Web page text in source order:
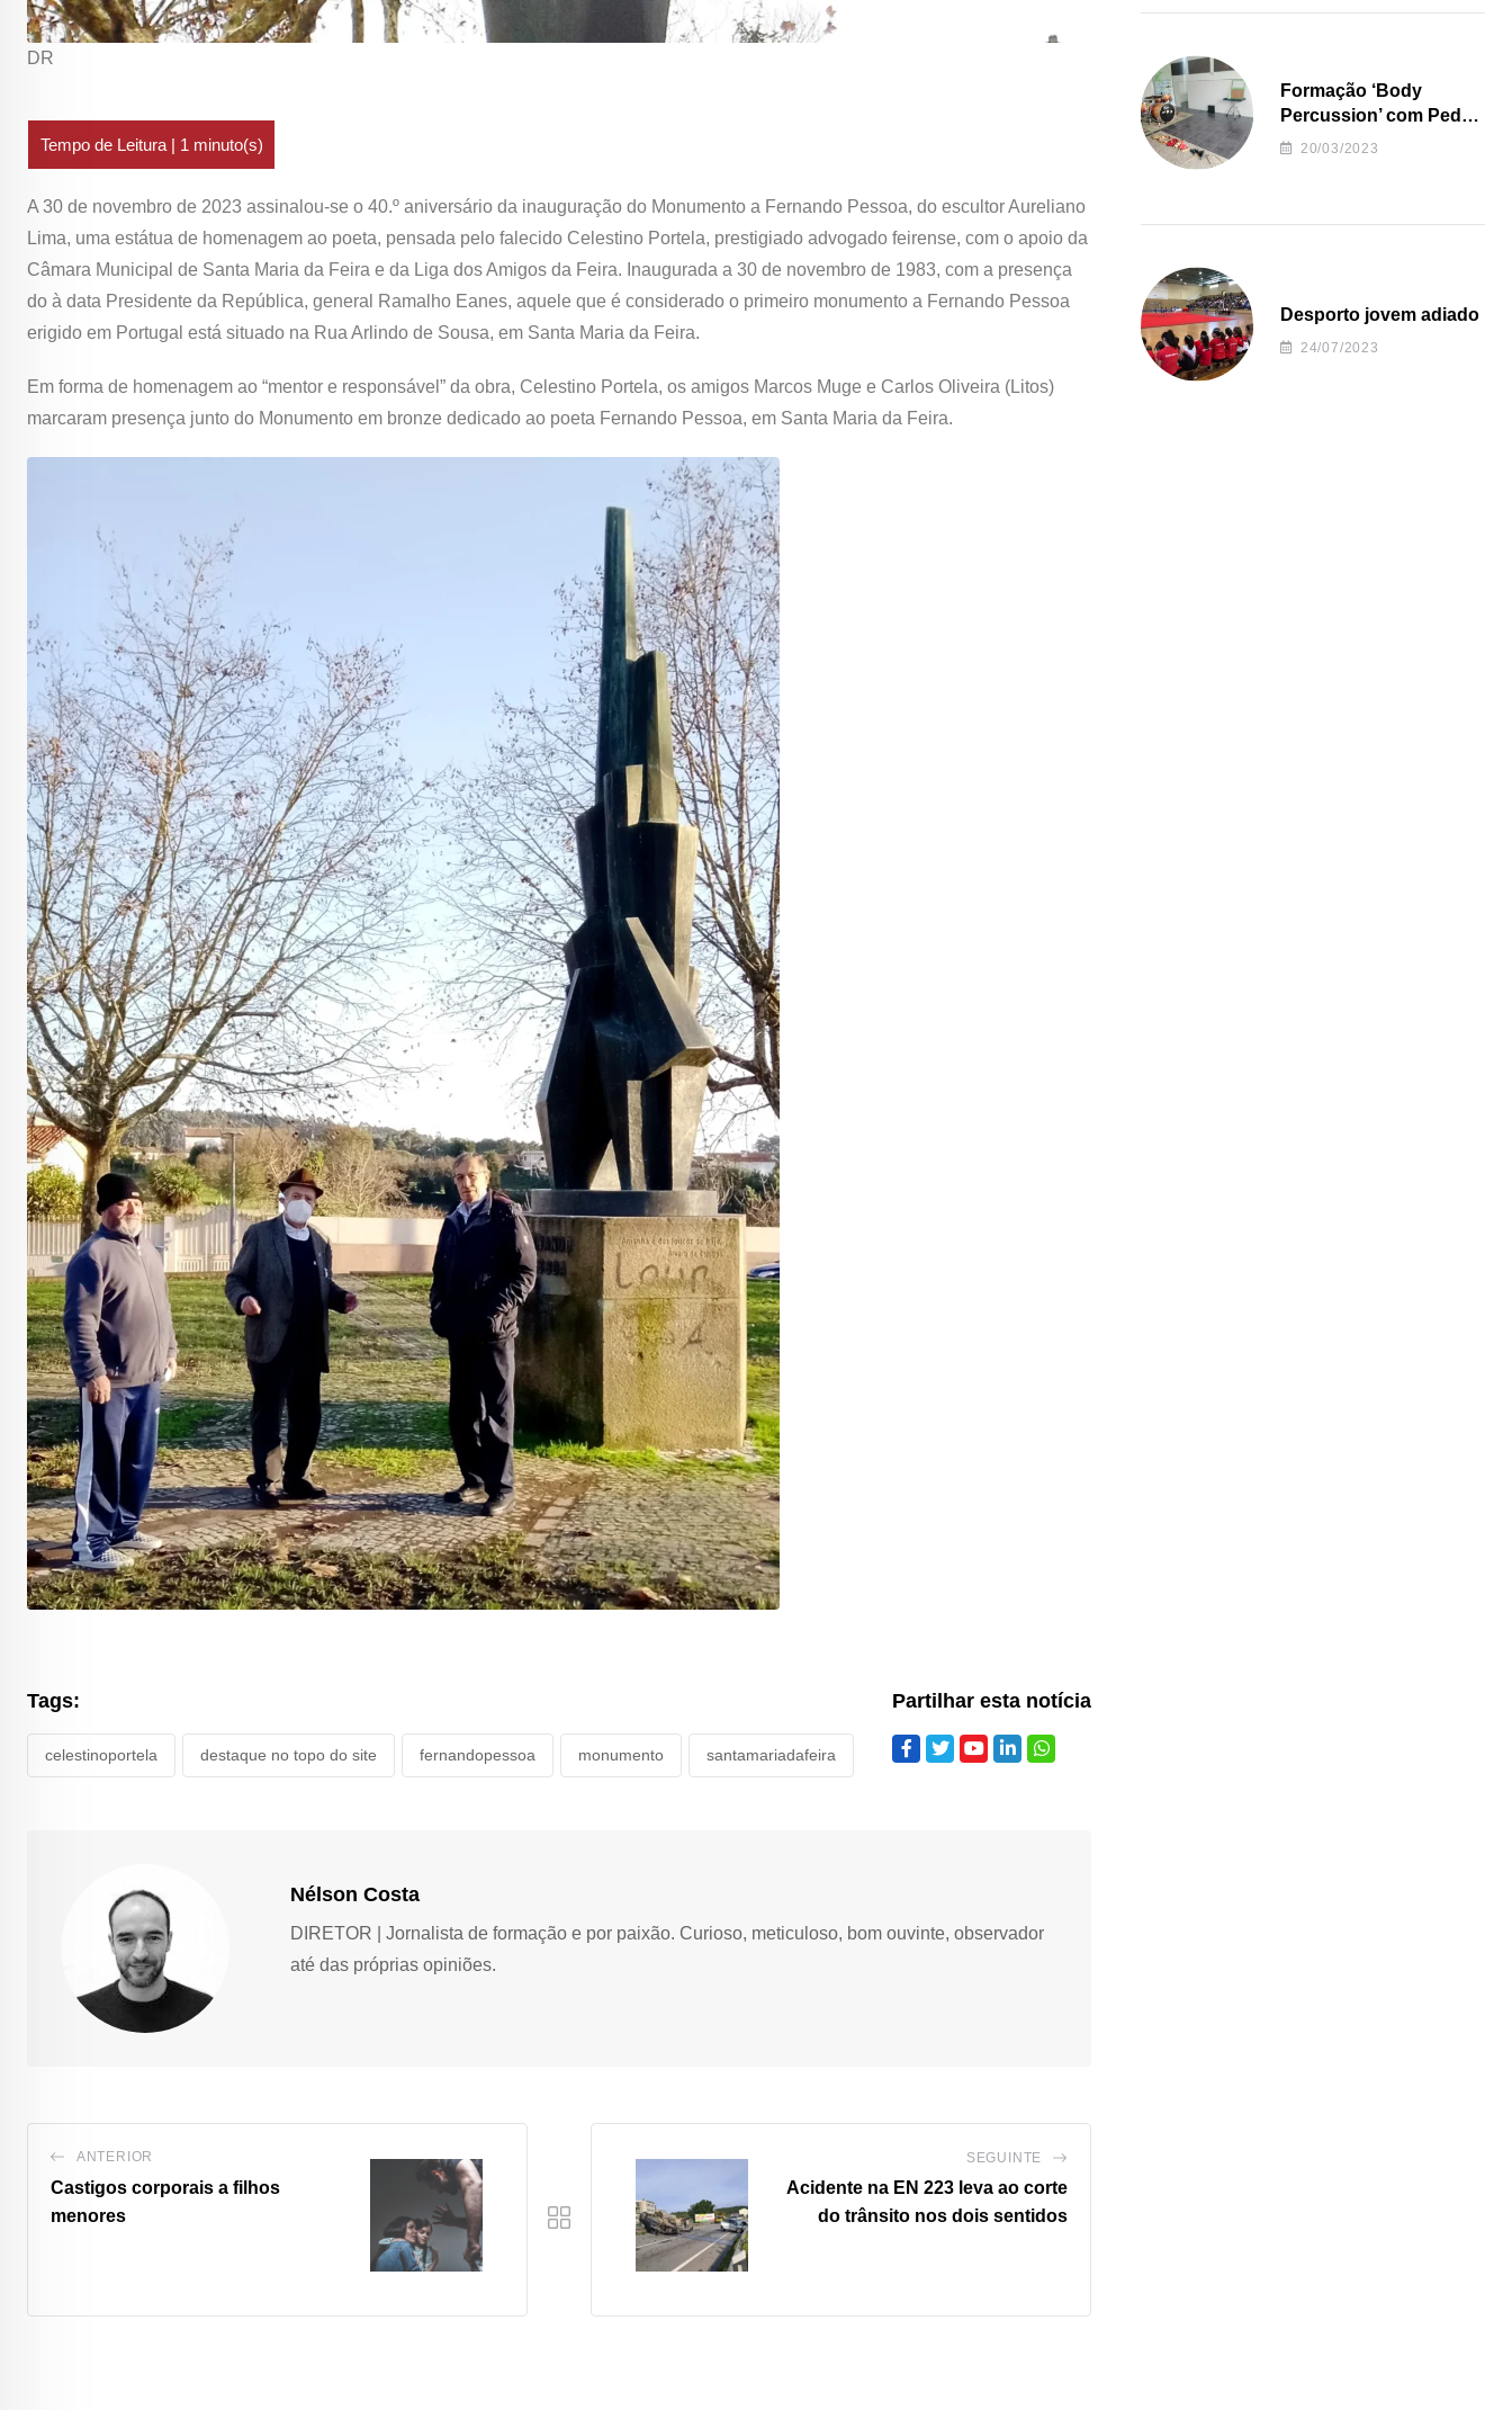
DR
A 30 de novembro de 2023 assinalou-se o 40.º aniversário da inauguração do Monumento a Fernando Pessoa, do escultor Aureliano
Lima, uma estátua de homenagem ao poeta, pensada pelo falecido Celestino Portela, prestigiado advogado feirense, com o apoio da
Câmara Municipal de Santa Maria da Feira e da Liga dos Amigos da Feira. Inaugurada a 30 de novembro de 1983, com a presença
do à data Presidente da República, general Ramalho Eanes, aquele que é considerado o primeiro monumento a Fernando Pessoa
erigido em Portugal está situado na Rua Arlindo de Sousa, em Santa Maria da Feira.
Em forma de homenagem ao “mentor e responsável” da obra, Celestino Portela, os amigos Marcos Muge e Carlos Oliveira (Litos)
marcaram presença junto do Monumento em bronze dedicado ao poeta Fernando Pessoa, em Santa Maria da Feira.
Tags:
celestinoportela destaque no topo do site fernandopessoa monumento santamariadafeira
Partilhar esta notícia
Nélson Costa
DIRETOR | Jornalista de formação e por paixão. Curioso, meticuloso, bom ouvinte, observador
até das próprias opiniões.
ANTERIOR
Castigos corporais a filhos
menores
SEGUINTE
Acidente na EN 223 leva ao corte
do trânsito nos dois sentidos
Formação ‘Body
Percussion’ com Pedro
Almeida
20/03/2023
Desporto jovem adiado
24/07/2023